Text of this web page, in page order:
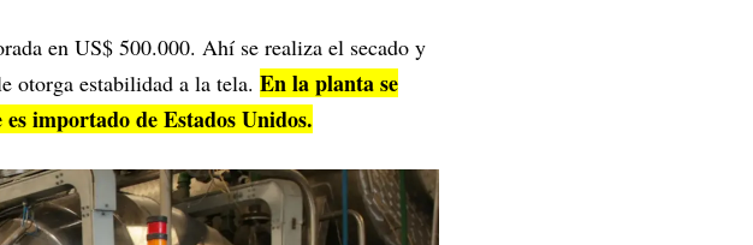
en US$ 500.000. Ahí se realiza el secado y
otorga estabilidad a la tela. En la planta se
importado de Estados Unidos.